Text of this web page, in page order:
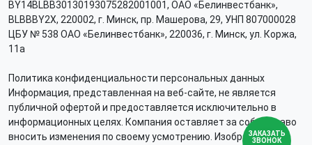
BY14BLBB30130193075282001001, ОАО «Белинвестбанк»,
BLBBBY2X, 220002, г. Минск, пр. Машерова, 29, УНП 807000028
ЦБУ № 538 ОАО «Белинвестбанк», 220036, г. Минск, ул. Коржа,
11а
Политика конфиденциальности персональных данных
Информация, представленная на веб-сайте, не является
публичной офертой и предоставляется исключительно в
информационных целях. Компания оставляет за собой право
вносить изменения по своему усмотрению. Изображения
ЗАКАЗАТЬ
ЗВОНОК